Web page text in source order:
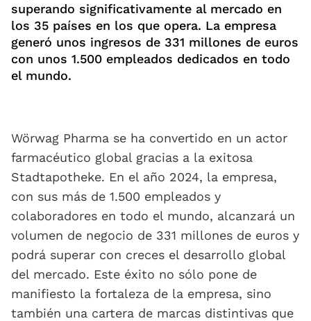
superando significativamente al mercado en
los 35 países en los que opera. La empresa
generó unos ingresos de 331 millones de euros
con unos 1.500 empleados dedicados en todo
el mundo.
Wörwag Pharma se ha convertido en un actor
farmacéutico global gracias a la exitosa
Stadtapotheke. En el año 2024, la empresa,
con sus más de 1.500 empleados y
colaboradores en todo el mundo, alcanzará un
volumen de negocio de 331 millones de euros y
podrá superar con creces el desarrollo global
del mercado. Este éxito no sólo pone de
manifiesto la fortaleza de la empresa, sino
también una cartera de marcas distintivas que